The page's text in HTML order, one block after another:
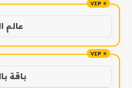
عالم
باقة